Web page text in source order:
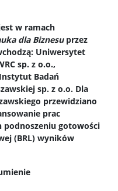
w ramach
dla Biznesuprzez
Uniwersytet
sp. z o.o.,
Badań
sp. z o.o. Dla
przewidziano
prac
podnoszeniu gotowości
(BRL) wyników